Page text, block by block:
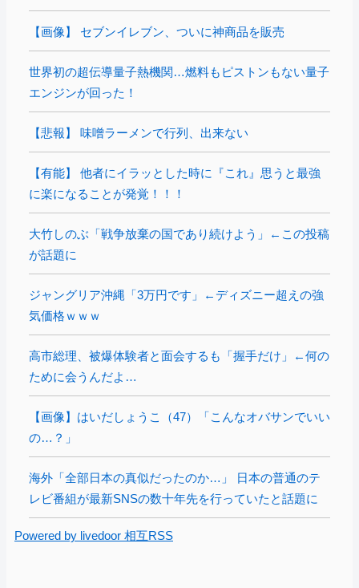
【画像】 セブンイレブン、ついに神商品を販売
世界初の超伝導量子熱機関…燃料もピストンもない量子
エンジンが回った！
【悲報】 味噌ラーメンで行列、出来ない
【有能】 他者にイラッとした時に『これ』思うと最強
に楽になることが発覚！！！
大竹しのぶ「戦争放棄の国であり続けよう」←この投稿
が話題に
ジャングリア沖縄「3万円です」←ディズニー超えの強
気価格ｗｗｗ
高市総理、被爆体験者と面会するも「握手だけ」←何の
ために会うんだよ…
【画像】はいだしょうこ（47）「こんなオバサンでいい
の…？」
海外「全部日本の真似だったのか…」 日本の普通のテ
レビ番組が最新SNSの数十年先を行っていたと話題に
Powered by livedoor 相互RSS